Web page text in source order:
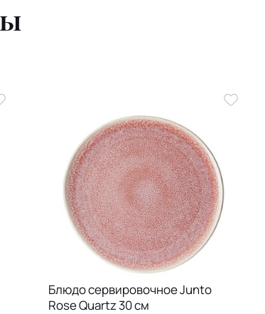
Блюдо сервировочное Junto
Rose Quartz 30 см